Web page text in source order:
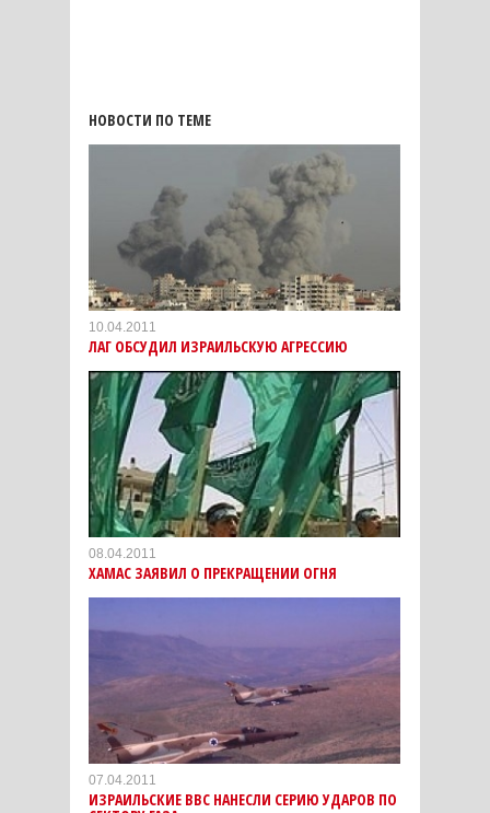
НОВОСТИ ПО ТЕМЕ
10.04.2011
ЛАГ ОБСУДИЛ ИЗРАИЛЬСКУЮ АГРЕССИЮ
08.04.2011
ХАМАС ЗАЯВИЛ О ПРЕКРАЩЕНИИ ОГНЯ
07.04.2011
ИЗРАИЛЬСКИЕ ВВС НАНЕСЛИ СЕРИЮ УДАРОВ ПО